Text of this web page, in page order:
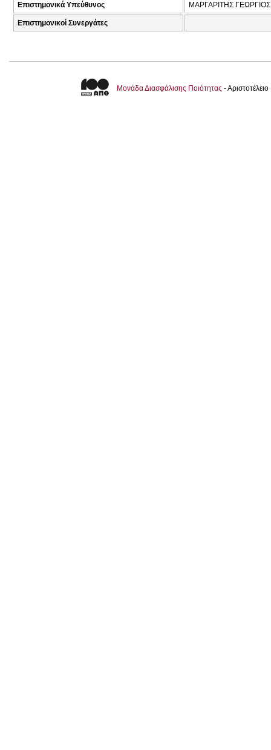
Επιστημονικά Υπεύθυνος ΜΑΡΓΑΡΙΤΗΣ
Επιστημονικοί Συνεργάτες
Μονάδα Διασφάλισης Ποιότητας -